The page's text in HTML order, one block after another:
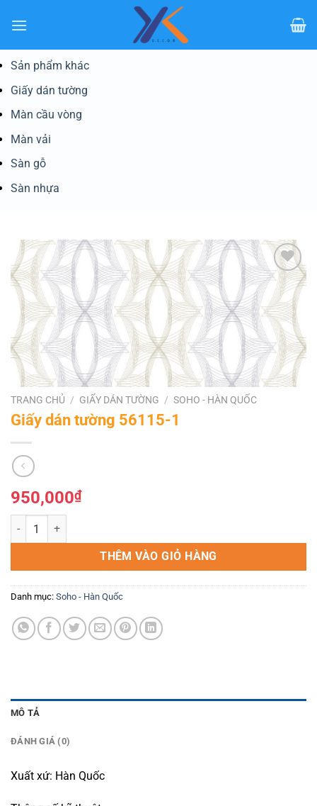
qua
dungSản phẩm khác
Giấy dán tường
Màn cầu vòng
Màn vải
Sàn gỗ
Sàn nhựa
Yêu
thích
TRANG CHỦ / GIẤY DÁN TƯỜNG / SOHO - HÀN QUỐC
Giấy dán tường 56115-1
950,000₫
Giấy dán tường 56115-1 số lượng
THÊM VÀO GIỎ HÀNG
Danh mục: Soho - Hàn Quốc
MÔ TẢ
ĐÁNH GIÁ (0)
Xuất xứ: Hàn Quốc